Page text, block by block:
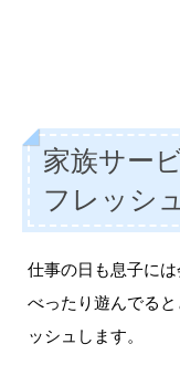
家族サー
フレッシ
仕事の日も息子に
べったり遊んでる
ッシュします。